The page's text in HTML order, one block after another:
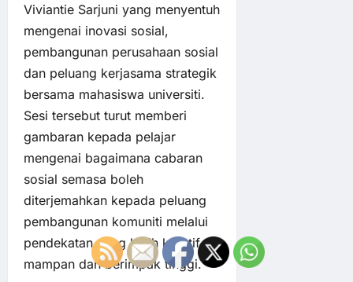
Viviantie Sarjuni yang menyentuh
mengenai inovasi sosial,
pembangunan perusahaan sosial
dan peluang kerjasama strategik
bersama mahasiswa universiti.
Sesi tersebut turut memberi
gambaran kepada pelajar
mengenai bagaimana cabaran
sosial semasa boleh
diterjemahkan kepada peluang
pembangunan komuniti melalui
pendekatan yang lebih kreatif,
mampan dan berimpak tinggi.